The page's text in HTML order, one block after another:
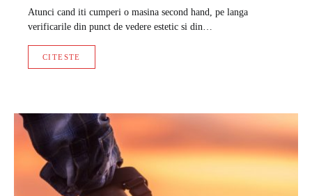
Atunci cand iti cumperi o masina second hand, pe langa
verificarile din punct de vedere estetic si din…
CITESTE